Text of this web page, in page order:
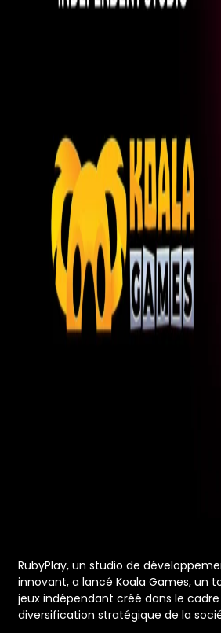
RubyPlay, un studio de
innovant, a lancé Koala Games, un
jeux indépendant créé dans le cadre
diversification stratégique de la